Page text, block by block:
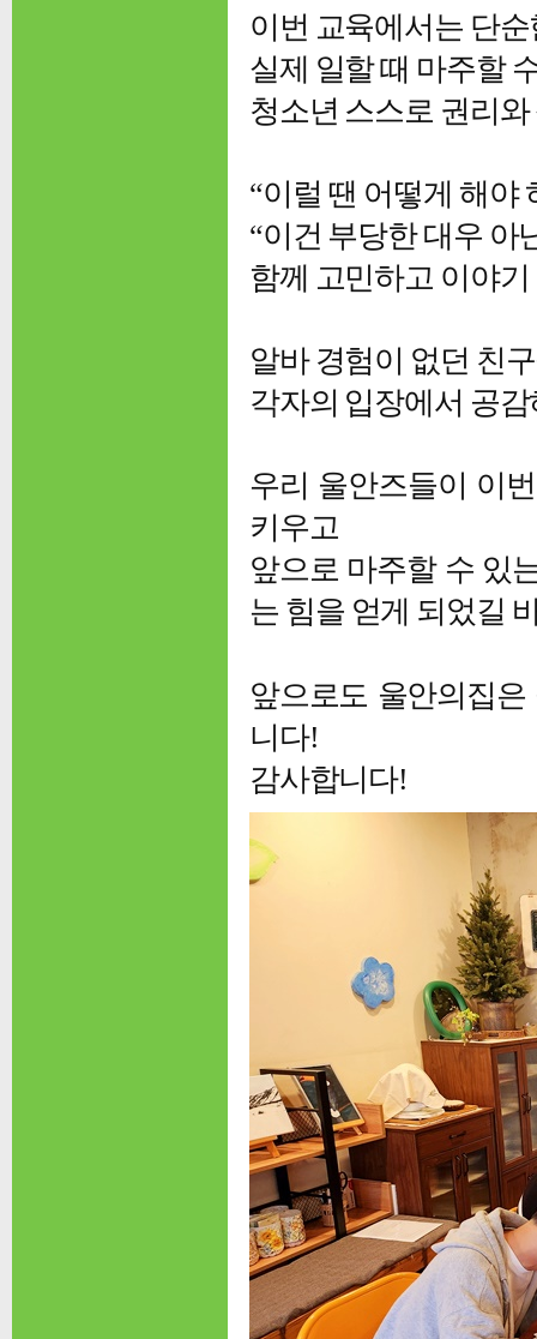
이번 교육에서는 단
실제 일할 때 마주할
청소년 스스로 권리
“이럴 땐 어떻게 해야
“이건 부당한 대우 아
함께 고민하고 이야
알바 경험이 없던 친
각자의 입장에서 공
우리 울안즈들이 이
키우고
앞으로 마주할 수 있
는 힘을 얻게 되었길
앞으로도 울안의집
니다!
감사합니다!